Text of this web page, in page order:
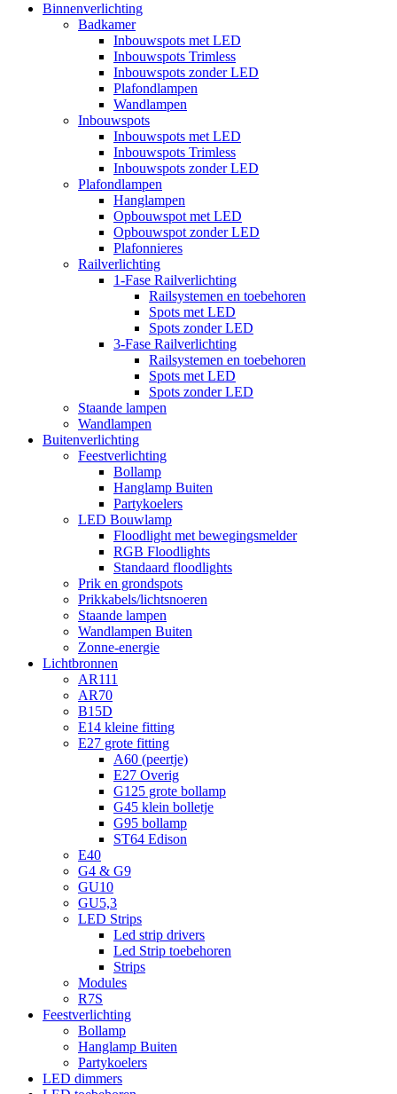
Binnenverlichting
Badkamer
Inbouwspots met LED
Inbouwspots Trimless
Inbouwspots zonder LED
Plafondlampen
Wandlampen
Inbouwspots
Inbouwspots met LED
Inbouwspots Trimless
Inbouwspots zonder LED
Plafondlampen
Hanglampen
Opbouwspot met LED
Opbouwspot zonder LED
Plafonnieres
Railverlichting
1-Fase Railverlichting
Railsystemen en toebehoren
Spots met LED
Spots zonder LED
3-Fase Railverlichting
Railsystemen en toebehoren
Spots met LED
Spots zonder LED
Staande lampen
Wandlampen
Buitenverlichting
Feestverlichting
Bollamp
Hanglamp Buiten
Partykoelers
LED Bouwlamp
Floodlight met bewegingsmelder
RGB Floodlights
Standaard floodlights
Prik en grondspots
Prikkabels/lichtsnoeren
Staande lampen
Wandlampen Buiten
Zonne-energie
Lichtbronnen
AR111
AR70
B15D
E14 kleine fitting
E27 grote fitting
A60 (peertje)
E27 Overig
G125 grote bollamp
G45 klein bolletje
G95 bollamp
ST64 Edison
E40
G4 & G9
GU10
GU5,3
LED Strips
Led strip drivers
Led Strip toebehoren
Strips
Modules
R7S
Feestverlichting
Bollamp
Hanglamp Buiten
Partykoelers
LED dimmers